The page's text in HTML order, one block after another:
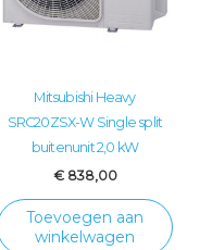
Mitsubishi Heavy
SRC20ZSX-W Single split
buitenunit 2,0 kW
€838,00
Toevoegen aan
winkelwagen